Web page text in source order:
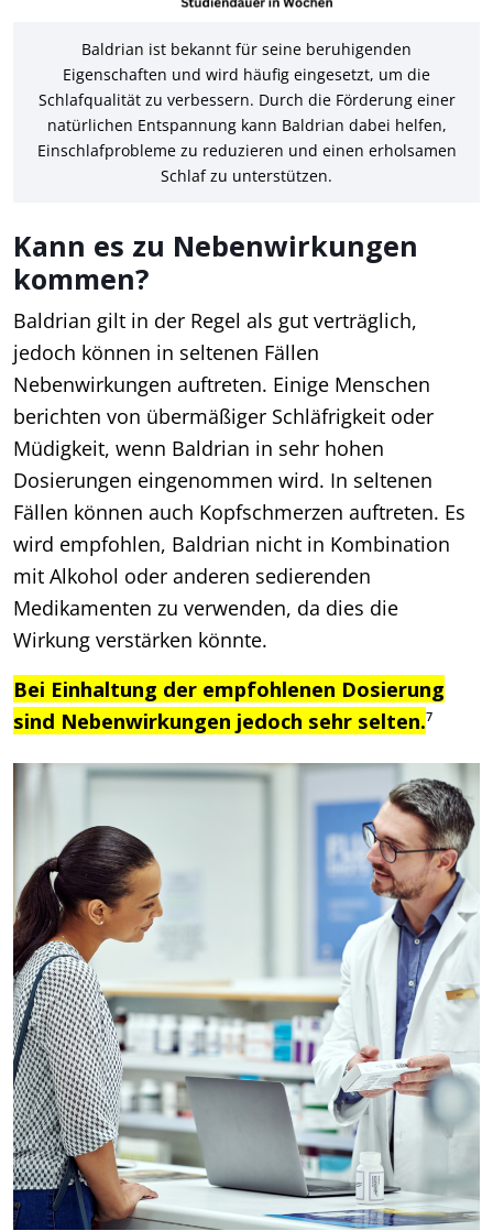
Baldrian ist bekannt für seine beruhigenden
Eigenschaften und wird häufig eingesetzt, um die
Schlafqualität zu verbessern. Durch die Förderung einer
natürlichen Entspannung kann Baldrian dabei helfen,
Einschlafprobleme zu reduzieren und einen erholsamen
Schlaf zu unterstützen.
Kann es zu Nebenwirkungen
kommen?
Baldrian gilt in der Regel als gut verträglich,
jedoch können in seltenen Fällen
Nebenwirkungen auftreten. Einige Menschen
berichten von übermäßiger Schläfrigkeit oder
Müdigkeit, wenn Baldrian in sehr hohen
Dosierungen eingenommen wird. In seltenen
Fällen können auch Kopfschmerzen auftreten. Es
wird empfohlen, Baldrian nicht in Kombination
mit Alkohol oder anderen sedierenden
Medikamenten zu verwenden, da dies die
Wirkung verstärken könnte.
Bei Einhaltung der empfohlenen Dosierung
sind Nebenwirkungen jedoch sehr selten.⁷